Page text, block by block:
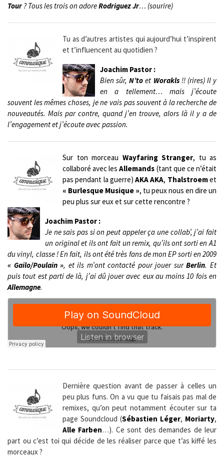
Tour? Tous les trois on adoreRodriguez Jr… (sourire)
Tu as d’autres artistes qui aujourd’hui t’inspirent
et t’influencent au quotidien ?
Joachim Pastor :
Bien sûr,N’to et Worakls!! (rires) Il y
en a tellement… mais j’écoute
souvent les mêmes choses, je ne vais pas souvent à la recherche de
nouveautés. Mais par contre, quand j’en trouve, alors là il y a de
l’engagement et j’écoute avec passion.
Sur ton morceau Wayfaring Stranger, tu as
collaboré avec lesAllemands (tant que ce n’était
pas pendant la guerre) AKA AKA, Thalstroemet
« Burlesque Musique », tu peux nous en dire un
peu plus sur eux et sur cette rencontre ?
Joachim Pastor :
Je ne sais pas si on peut appeler ça une collab’, j’ai fait
un original et ils ont fait un remix, qu’ils ont sorti en A1
du vinyl, classe ! En fait, ils ont été très fans de mon EP sorti en 2009
« Gailo/Poulain », et ils m’ont contacté pour jouer surBerlin. Et
puis tout est parti de là, j’ai dû jouer avec eux au moins 10 fois en
Allemagne.
Dernière question avant de passer à celles un
peu plus funs. On a vu que tu faisais pas mal de
remixes, qu’on peut notamment écouter sur ta
page Soundcloud (Sébastien Léger, Moriarty,
Alle Farben…). Ce sont des demandes de leur
part ou c’est toi qui décide de les réaliser parce que t’as kiffé les
morceaux ?